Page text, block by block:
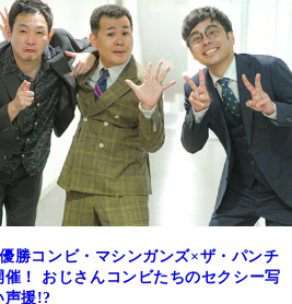
勝コンビ・マシンガンズ×ザ・パンチ
！ おじさんコンビたちのセクシー写
声援!?